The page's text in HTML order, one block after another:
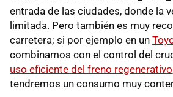
entrada de las ciudades, donde la
limitada. Pero también es muy
carretera; si por ejemplo en un
combinamos con el control del
uso eficiente del freno regenerativo
tendremos un consumo muy